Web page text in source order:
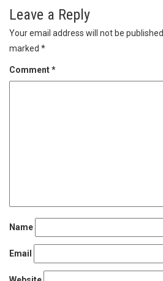
Leave a Reply
Your email address will not be published.
marked *
Comment*
Name
Email